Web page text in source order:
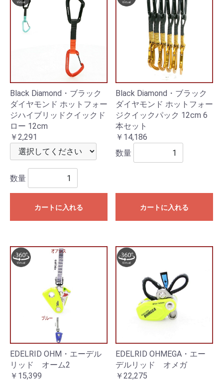
Black Diamond・ブラック
ダイヤモンド ホットフォー
ジハイブリッドクイックド
ロー 12cm
￥2,291
数量
カートに入れる
Black Diamond・ブラック
ダイヤモンド ホットフォー
ジクイックパック 12cm 6
本セット
￥14,186
数量
カートに入れる
EDELRID OHM・エーデル
リッド オーム2
￥15,399
EDELRID OHMEGA・エー
デルリッド オメガ
￥22,275